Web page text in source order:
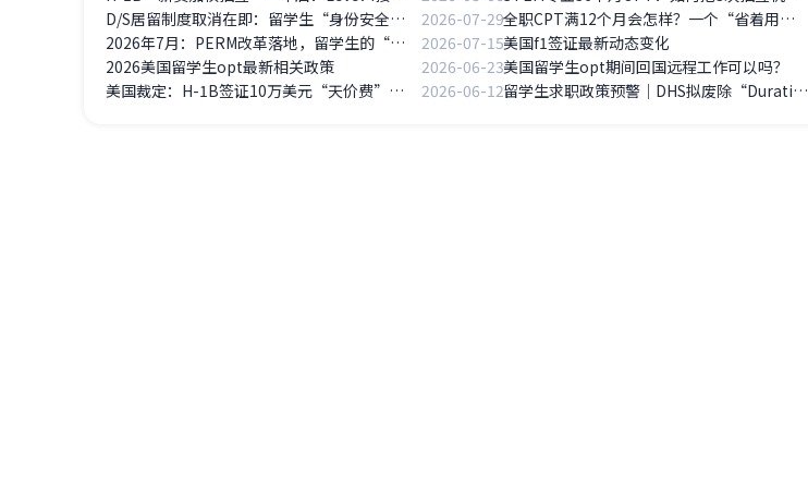
D/S居留制度取消在即：留学生“身份安全感”正在蒸发
2026-07-29 全职CPT满12个月会怎样？一个“省着用”的代价
2026年7月：PERM改革落地，留学生的“美国梦”迎来关键转折点
2026-07-15美国f1签证最新动态变化
2026美国留学生opt最新相关政策
2026-06-23美国留学生opt期间回国远程工作可以吗？
美国裁定：H-1B签证10万美元“天价费”违法
2026-06-12 留学生求职政策预警｜DHS拟废除“Duration of Status”（D/S），四年学制倒计时开始